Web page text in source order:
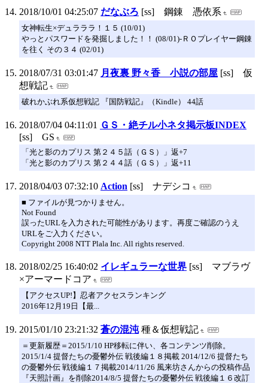
2018/10/01 04:25:07 だなぶろ [ss] 鋼錬 憑依系
女神転生×デュラララ！１５ (10/01)
やっとパスワードを発掘しました！！ (08/01)-ＲＯプレイヤー鋼錬
を往く その３４ (02/01)
2018/07/31 03:01:47 月夜裏 野々香 小説の部屋 [ss] 仮
想戦記
破れかぶれ系仮想戦記 『国防戦記』（Kindle） 44話
2018/07/04 04:11:01 ＧＳ・絶チル小ネタ掲示板INDEX
[ss] GS
「光と影のカプリス 第２４５話（ＧＳ）」返+7
「光と影のカプリス 第２４４話（ＧＳ）」返+11
2018/04/03 07:32:10 Action [ss] ナデシコ
■ ファイルが見つかりません。
Not Found
誤ったURLを入力された可能性があります。再度ご確認のうえ
URLをご入力ください。
Copyright 2008 NTT Plala Inc. All rights reserved.
2018/02/25 16:40:02 イレギュラーな世界 [ss] マブラヴ
×アーマードコア
【アクセスUP!】忍者アクセスランキング
2016年12月19日【最...
2015/01/10 23:21:32 蒼の混沌 種＆仮想戦記
＝更新履歴＝2015/1/10 HP移転に伴い、各コンテンツ削除。
2015/1/4 提督たちの憂鬱外伝 戦後編１８掲載 2014/12/6 提督たち
の憂鬱外伝 戦後編１７掲載2014/11/26 風来坊さんからの投稿作品
『天照計画』を削除2014/8/5 提督たちの憂鬱外伝 戦後編１６改訂